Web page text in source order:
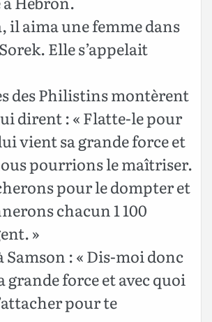
il aima une femme dans
Elle s’appelait
des Philistins montèrent
dirent : « Flatte-le pour
vient sa grande force et
pourrions le maîtriser.
pour le dompter et
chacun 1 100
»
Samson : « Dis-moi donc
grande force et avec quoi
pour te